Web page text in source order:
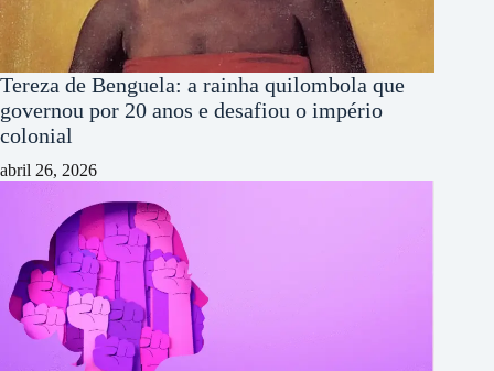
Tereza de Benguela: a rainha quilombola que
governou por 20 anos e desafiou o império
colonial
abril 26, 2026